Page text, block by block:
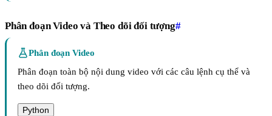
Phân đoạn Video và Theo dõi đối tượng#
Phân đoạn Video
Phân đoạn toàn bộ nội dung video với các câu lệnh cụ thể và
theo dõi đối tượng.
Python